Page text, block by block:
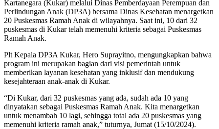
Kartanegara (Kukar) melalui Dinas Pemberdayaan Perempuan dan
Perlindungan Anak (DP3A) bersama Dinas Kesehatan menargetkan
20 Puskesmas Ramah Anak di wilayahnya. Saat ini, 10 dari 32
puskesmas di Kukar telah memenuhi kriteria sebagai Puskesmas
Ramah Anak.
Plt Kepala DP3A Kukar, Hero Suprayitno, mengungkapkan bahwa
program ini merupakan bagian dari visi pemerintah untuk
memberikan layanan kesehatan yang inklusif dan mendukung
kesejahteraan anak-anak di Kukar.
“Di Kukar, dari 32 puskesmas yang ada, sudah ada 10 yang
dinyatakan sebagai Puskesmas Ramah Anak. Kita menargetkan
untuk menambah 10 lagi, sehingga total ada 20 puskesmas yang
memenuhi kriteria ramah anak,” tuturnya, Jumat (15/10/2024).